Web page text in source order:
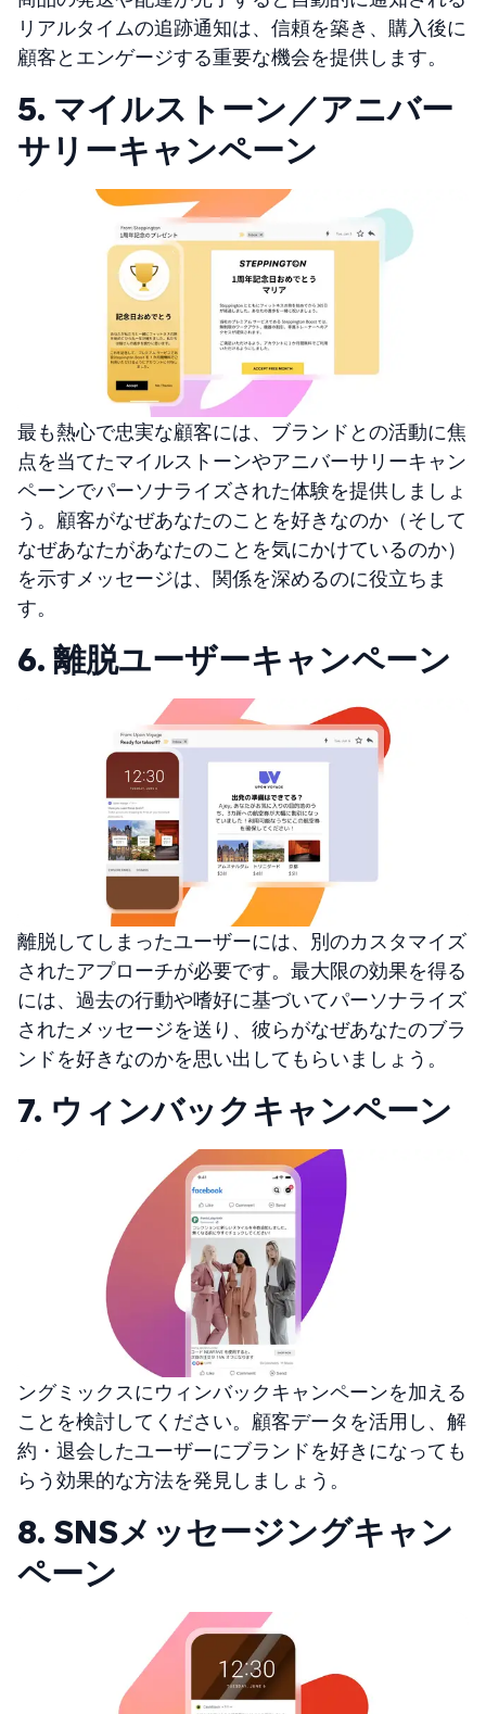
リアルタイムの追跡通知は、信頼を築き、購入後に
顧客とエンゲージする重要な機会を提供します。
5. マイルストーン／アニバー
サリーキャンペーン
最も熱心で忠実な顧客には、ブランドとの活動に焦
点を当てたマイルストーンやアニバーサリーキャン
ペーンでパーソナライズされた体験を提供しましょ
う。顧客がなぜあなたのことを好きなのか（そして
なぜあなたがあなたのことを気にかけているのか）
を示すメッセージは、関係を深めるのに役立ちま
す。
6. 離脱ユーザーキャンペーン
離脱してしまったユーザーには、別のカスタマイズ
されたアプローチが必要です。最大限の効果を得る
には、過去の行動や嗜好に基づいてパーソナライズ
されたメッセージを送り、彼らがなぜあなたのブラ
ンドを好きなのかを思い出してもらいましょう。
7. ウィンバックキャンペーン
ングミックスにウィンバックキャンペーンを加える
ことを検討してください。顧客データを活用し、解
約・退会したユーザーにブランドを好きになっても
らう効果的な方法を発見しましょう。
8. SNSメッセージングキャン
ペーン